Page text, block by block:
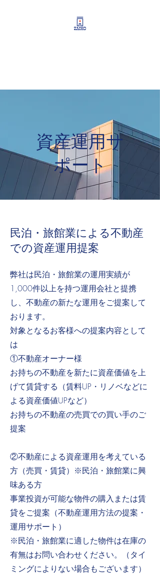
資産運用サ
ポート
民泊・旅館業による不動産
での資産運用提案
弊社は民泊・旅館業の運用実績が
1,000件以上を持つ運用会社と提携
し、不動産の新たな運用をご提案して
おります。
対象となるお客様への提案内容として
は
①不動産オーナー様
お持ちの不動産を新たに資産価値を上
げて賃貸する（賃料UP・リノベなどに
よる資産価値UPなど）
お持ちの不動産の売買での買い手のご
提案
②不動産による資産運用を考えている
方（売買・賃貸）※民泊・旅館業に興
味ある方
事業投資が可能な物件の購入または賃
貸をご提案（不動産運用方法の提案・
運用サポート）
※民泊・旅館業に適した物件は在庫の
有無はお問い合わせください。（タイ
ミングによりない場合もございます）​